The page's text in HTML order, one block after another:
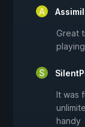
Great
It was
handy